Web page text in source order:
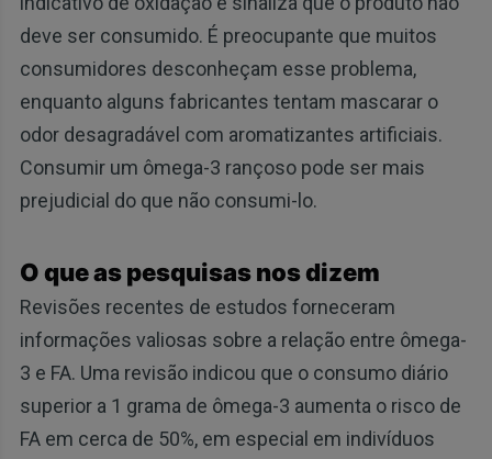
deve ser consumido. É preocupante que muitos
consumidores desconheçam esse problema,
enquanto alguns fabricantes tentam mascarar o
odor desagradável com aromatizantes artificiais.
Consumir um ômega-3 rançoso pode ser mais
prejudicial do que não consumi-lo.
O que as pesquisas nos dizem
Revisões recentes de estudos forneceram
informações valiosas sobre a relação entre ômega-
3 e FA. Uma revisão indicou que o consumo diário
superior a 1 grama de ômega-3 aumenta o risco de
FA em cerca de 50%, em especial em indivíduos